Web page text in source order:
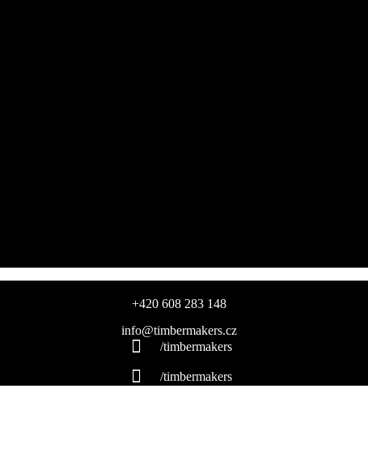
+420 608 283 148
info@timbermakers.cz
/timbermakers
/timbermakers